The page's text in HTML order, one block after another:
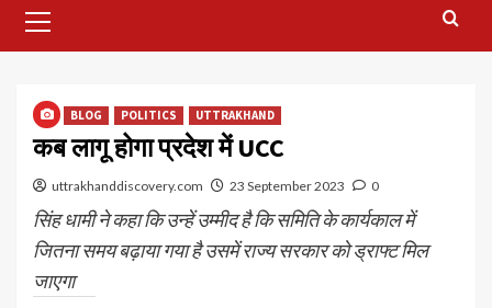
Menu
BLOG POLITICS UTTRAKHAND
कब लागू होगा प्रदेश में UCC
uttrakhanddiscovery.com 23 September 2023 0
सिंह धामी ने कहा कि उन्हें उम्मीद है कि समिति के कार्यकाल में
जितना समय बढ़ाया गया है उसमें राज्य सरकार को ड्राफ्ट मिल
जाएगा